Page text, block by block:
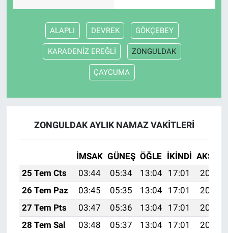
ALAPLI DEVREK GÖKÇEBEY
KARADENİZ EREĞLİ ZONGULDAK
ÇAYCUMA
ZONGULDAK AYLIK NAMAZ VAKITLERI
İMSAK GÜNEŞ ÖĞLE İKINDI AKŞAM
25 Tem Cts
03:44 05:34 13:04 17:01
20:25
26 Tem Paz
03:45 05:35 13:04 17:01
20:24
27 Tem Pts
03:47 05:36 13:04 17:01
20:23
28 Tem Sal
03:48 05:37 13:04 17:01
20:22